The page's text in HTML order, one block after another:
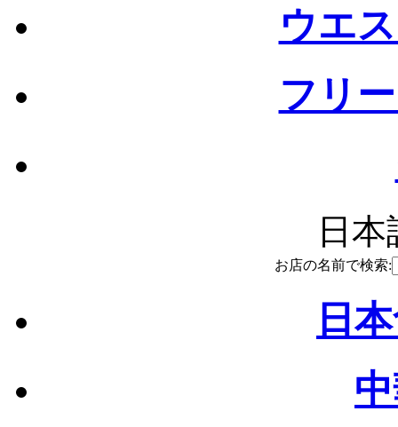
ウエ
フリ
日
お店の名前で検索:
日